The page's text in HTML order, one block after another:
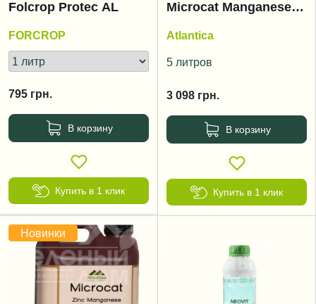
Folcrop Protec AL
FORCROP
795 грн.
В корзину
Купить в 1 клик
Microcat Manganese
Atlantica
5 литров
3 098 грн.
В корзину
Купить в 1 клик
Новинки